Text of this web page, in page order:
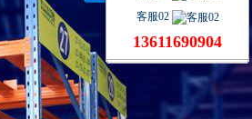
客服02
13611690904